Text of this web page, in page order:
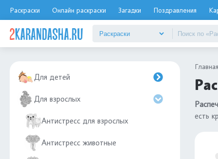
Раскраски Онлайн раскраски Загадки Поздравления
Для детей
Для взрослых
Антистресс для взрослых
Антистресс животные
Главная
есть